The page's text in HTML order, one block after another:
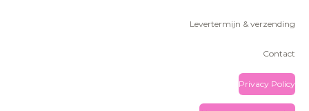
Levertermijn & verzending
Contact
Privacy Policy